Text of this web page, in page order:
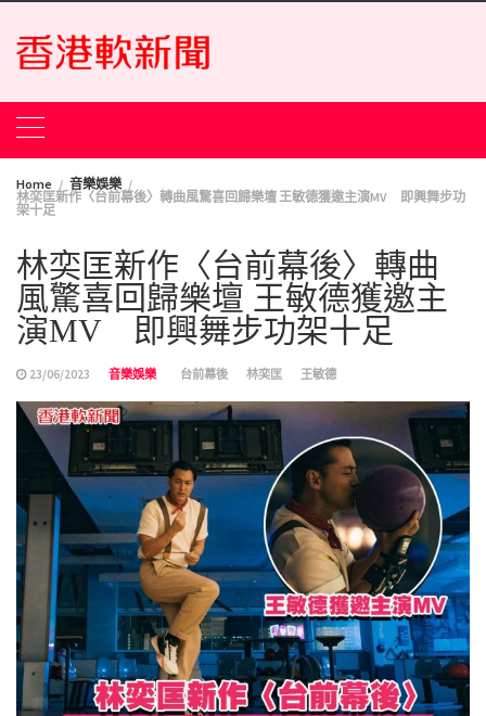
Skip
content
Home
音樂娛樂
林奕匡新作〈台前幕後〉轉曲風驚喜回歸樂壇 王敏德獲邀主演MV 即興舞步功
架十足
林奕匡新作〈台前幕後〉轉曲
風驚喜回歸樂壇 王敏德獲邀主
演MV 即興舞步功架十足
23/06/2023 音樂娛樂 台前幕後 林奕匡 王敏德